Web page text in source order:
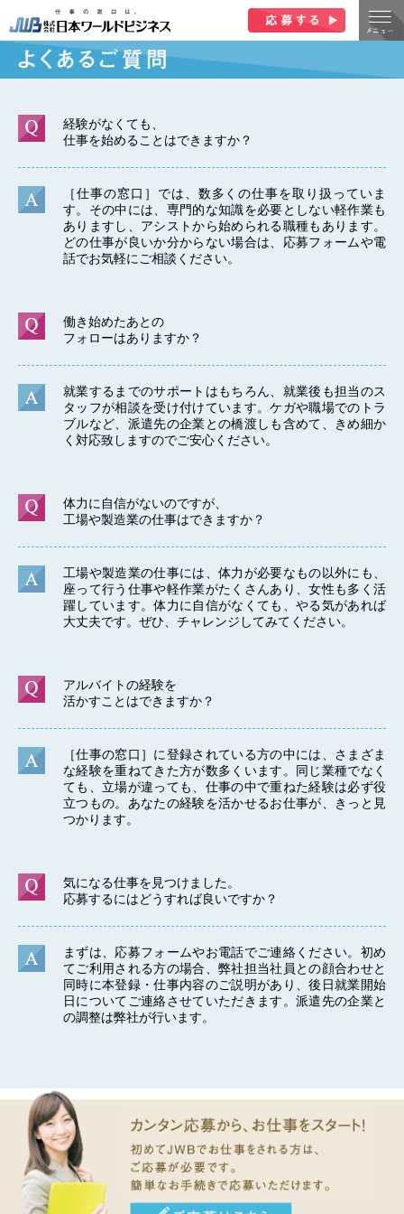
経験がなくても、
仕事を始めることはできますか？
［仕事の窓口］では、数多くの仕事を取り扱っていま
す。その中には、専門的な知識を必要としない軽作業も
ありますし、アシストから始められる職種もあります。
どの仕事が良いか分からない場合は、応募フォームや電
話でお気軽にご相談ください。
働き始めたあとの
フォローはありますか？
就業するまでのサポートはもちろん、就業後も担当のス
タッフが相談を受け付けています。ケガや職場でのトラ
ブルなど、派遣先の企業との橋渡しも含めて、きめ細か
く対応致しますのでご安心ください。
体力に自信がないのですが、
工場や製造業の仕事はできますか？
工場や製造業の仕事には、体力が必要なもの以外にも、
座って行う仕事や軽作業がたくさんあり、女性も多く活
躍しています。体力に自信がなくても、やる気があれば
大丈夫です。ぜひ、チャレンジしてみてください。
アルバイトの経験を
活かすことはできますか？
［仕事の窓口］に登録されている方の中には、さまざま
な経験を重ねてきた方が数多くいます。同じ業種でなく
ても、立場が違っても、仕事の中で重ねた経験は必ず役
立つもの。あなたの経験を活かせるお仕事が、きっと見
つかります。
気になる仕事を見つけました。
応募するにはどうすれば良いですか？
まずは、応募フォームやお電話でご連絡ください。初め
てご利用される方の場合、弊社担当社員との顔合わせと
同時に本登録・仕事内容のご説明があり、後日就業開始
日についてご連絡させていただきます。派遣先の企業と
の調整は弊社が行います。